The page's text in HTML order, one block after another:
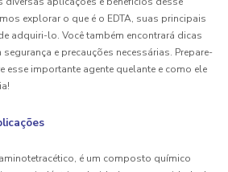
explorar o que é o EDTA, suas principais
adquiri-lo. Você também encontrará dicas
e precauções necessárias. Prepare-
esse importante agente quelante e como ele
é um composto químico